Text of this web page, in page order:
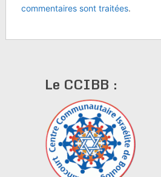
commentaires sont traitées.
Le CCIBB :